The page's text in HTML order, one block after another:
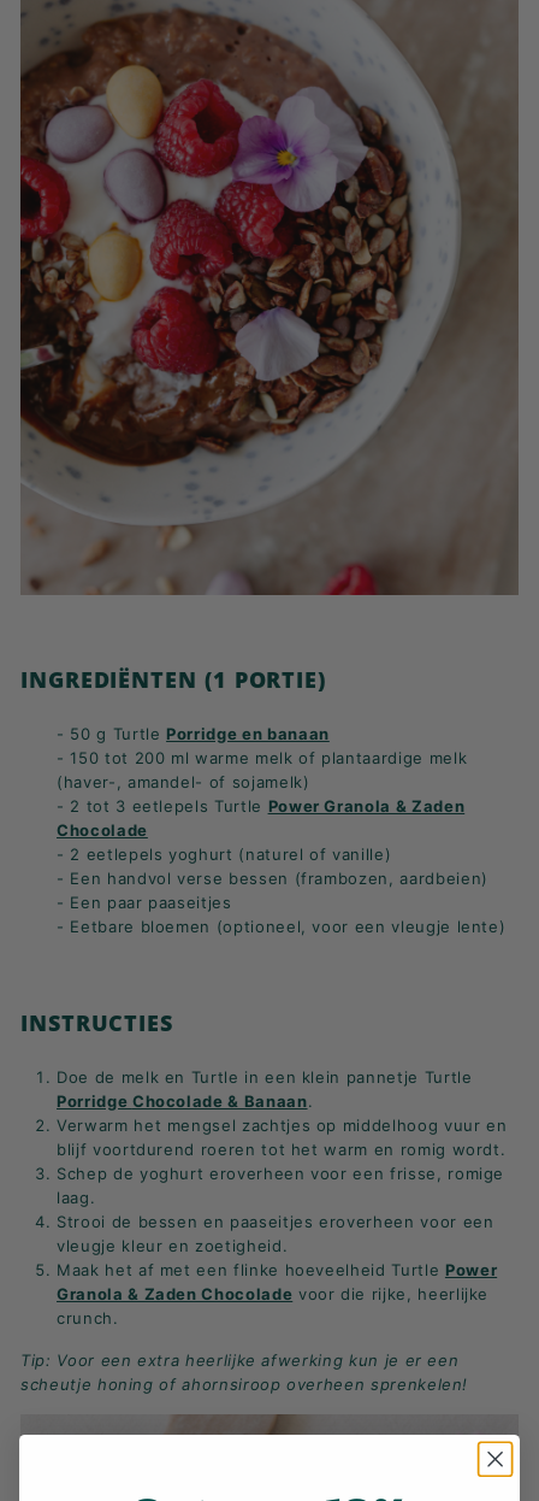
INGREDIËNTEN (1 PORTIE)
- 50 g Turtle Porridge en banaan
- 150 tot 200 ml warme melk of plantaardige melk
(haver-, amandel- of sojamelk)
- 2 tot 3 eetlepels Turtle Power Granola & Zaden
Chocolade
- 2 eetlepels yoghurt (naturel of vanille)
- Een handvol verse bessen (frambozen, aardbeien)
- Een paar paaseitjes
- Eetbare bloemen (optioneel, voor een vleugje lente)
INSTRUCTIES
Doe de melk en Turtle in een klein pannetje Turtle
Porridge Chocolade & Banaan.
Verwarm het mengsel zachtjes op middelhoog vuur en
blijf voortdurend roeren tot het warm en romig wordt.
Schep de yoghurt eroverheen voor een frisse, romige
laag.
Strooi de bessen en paaseitjes eroverheen voor een
vleugje kleur en zoetigheid.
Maak het af met een flinke hoeveelheid Turtle Power
Granola & Zaden Chocolade voor die rijke, heerlijke
crunch.
Tip: Voor een extra heerlijke afwerking kun je er een
scheutje honing of ahornsiroop overheen sprenkelen!